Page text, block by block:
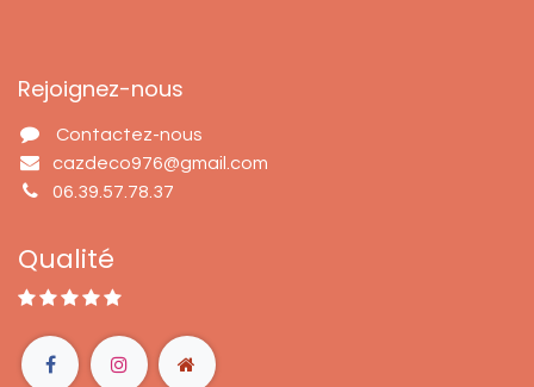
Rejoignez-nous
Contactez-nous
cazdeco976@gmail.com
06.39.57.78.37
Qualité